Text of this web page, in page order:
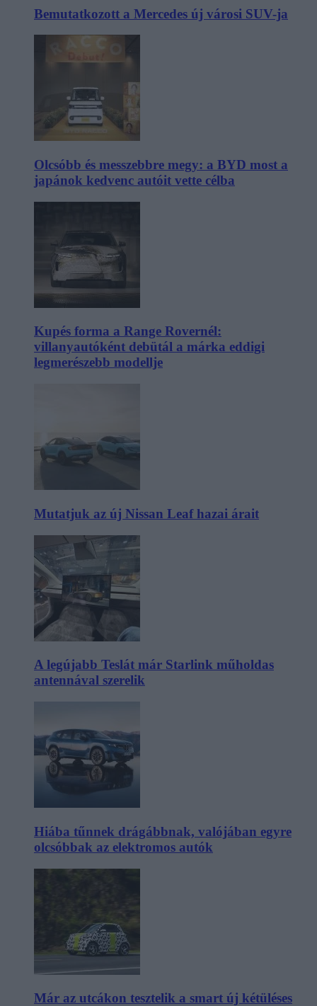
Bemutatkozott a Mercedes új városi SUV-ja
Olcsóbb és messzebbre megy: a BYD most a
japánok kedvenc autóit vette célba
Kupés forma a Range Rovernél:
villanyautóként debütál a márka eddigi
legmerészebb modellje
Mutatjuk az új Nissan Leaf hazai árait
A legújabb Teslát már Starlink műholdas
antennával szerelik
Hiába tűnnek drágábbnak, valójában egyre
olcsóbbak az elektromos autók
Már az utcákon tesztelik a smart új kétüléses